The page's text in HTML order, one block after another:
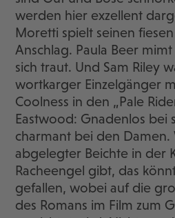
werden hier exzellent
Moretti spielt seinen
Anschlag. Paula Beer
sich traut. Und Sam Riley
wortkarger Einzelgänger
Coolness in den „Pale
Eastwood: Gnadenlos bei
charmant bei den Damen.
abgelegter Beichte in der
Racheengel gibt, das
gefallen, wobei auf die
des Romans im Film zum